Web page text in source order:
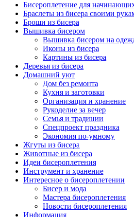
Бисероплетение для
Браслеты из бисера своими
Броши из бисера
Вышивка бисером
Вышивка бисером на
Иконы из бисера
Картины из бисера
Деревья из бисера
Домашний уют
Дом без ремонта
Кухня и заготовки
Организация и хранение
Рукоделие за вечер
Семья и традиции
Спецпроект праздника
Экономия по-умному
Жгуты из бисера
Животные из бисера
Идеи бисероплетения
Инструмент и хранение
Интересное о бисероплетении
Бисер и мода
Мастера бисероплетения
Новости бисероплетения
Информация